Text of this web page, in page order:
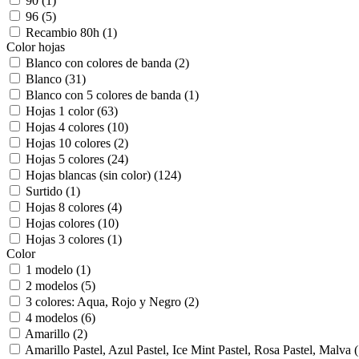
96 (5)
Recambio 80h (1)
Color hojas
Blanco con colores de banda (2)
Blanco (31)
Blanco con 5 colores de banda (1)
Hojas 1 color(63)
Hojas 4 colores (10)
Hojas 10 colores (2)
Hojas 5 colores (24)
Hojas blancas (sin color) (124)
Surtido (1)
Hojas 8 colores (4)
Hojas colores (10)
Hojas 3 colores (1)
Color
1 modelo (1)
2 modelos (5)
3 colores: Aqua, Rojo y Negro (2)
4 modelos (6)
Amarillo (2)
Amarillo Pastel, Azul Pastel, Ice Mint Pastel, Rosa Pastel, Malva